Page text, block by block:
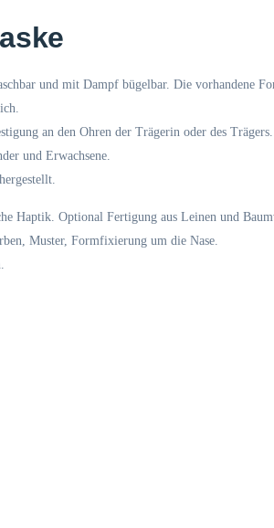
und mit Dampf bügelbar. Die vorhandene
an den Ohren der Trägerin oder des Trägers.
und Erwachsene.
Haptik. Optional Fertigung aus Leinen und
Muster, Formfixierung um die Nase.